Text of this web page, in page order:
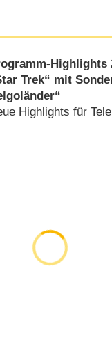
Highlights
Trek“ mit
Highlights für